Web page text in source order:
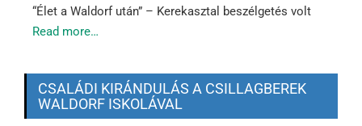
“Élet a Waldorf után” – Kerekasztal beszélgetés volt
Read more…
CSALÁDI KIRÁNDULÁS A CSILLAGBEREK
WALDORF ISKOLÁVAL